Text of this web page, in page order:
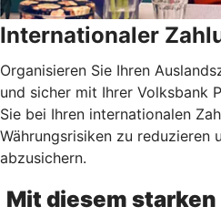
Internationaler
Organisieren Sie Ihren
und sicher mit Ihrer Volksbank
Sie bei Ihren internationalen
Währungsrisiken zu reduzieren
abzusichern.
Mit diesem